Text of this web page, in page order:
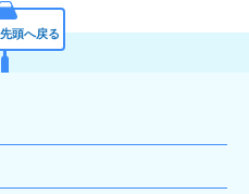
頭へ戻る